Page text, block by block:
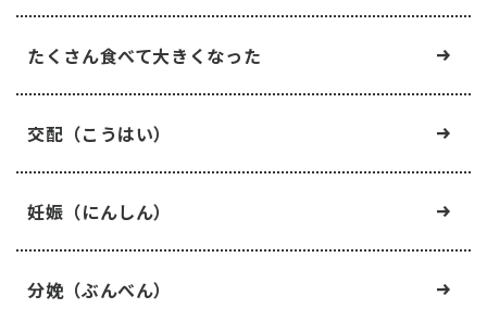
たくさん食べて大きくなった
交配（こうはい）
妊娠（にんしん）
分娩（ぶんべん）